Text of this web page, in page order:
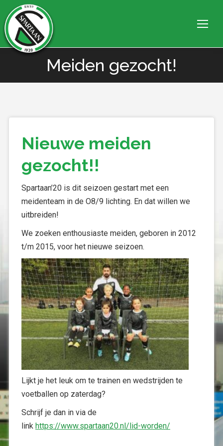
Meiden gezocht!
Je bent hier:
Nieuwe meiden
gezocht!!
Spartaan’20 is dit seizoen gestart met een
meidenteam in de O8/9 lichting. En dat willen we
uitbreiden!
We zoeken enthousiaste meiden, geboren in 2012
t/m 2015, voor het nieuwe seizoen.
Lijkt je het leuk om te trainen en wedstrijden te
voetballen op zaterdag?
Schrijf je dan in via de
link https://www.spartaan20.nl/lid-worden/